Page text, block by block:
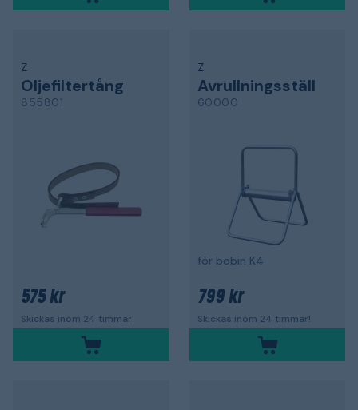
Z
Oljefiltertång
855801
575 kr
Skickas inom 24 timmar!
Z
Avrullningsställ
60000
för bobin K4
799 kr
Skickas inom 24 timmar!